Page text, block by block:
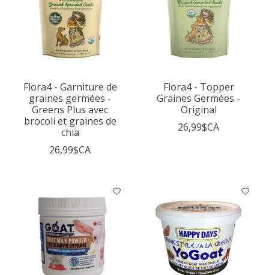
Flora4 - Garniture de
graines germées -
Greens Plus avec
brocoli et graines de
chia
26,99$CA
Flora4 - Topper
Graines Germées -
Original
26,99$CA